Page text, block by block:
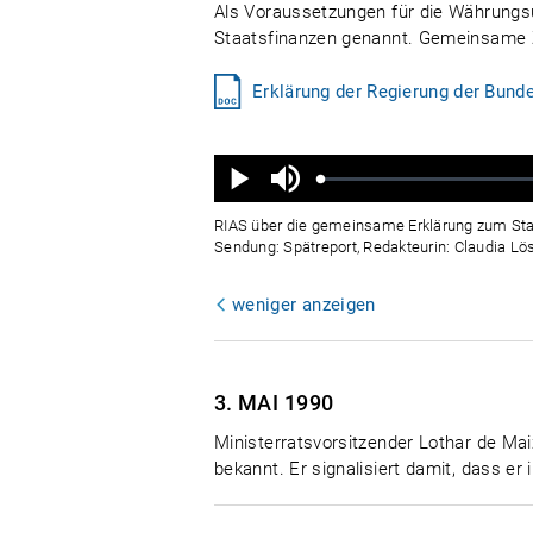
Als Voraussetzungen für die
Staatsfinanzen genannt.
Erklärung der Regierung der
Wiedergabe
Ton
aus
Geladen:
Status:
RIAS über die gemeinsame Erklärung zum
Sendung: Spätreport, Redakteurin: Claudia
weniger anzeigen
3. MAI 1990
Ministerratsvorsitzender Lothar de
bekannt. Er signalisiert damit, dass